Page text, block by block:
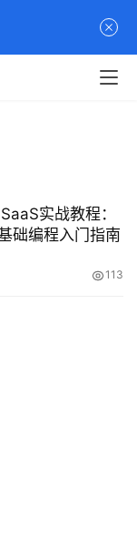
实战教程：
础编程入门指南
113